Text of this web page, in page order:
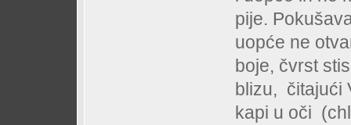
pije.
uopće ne
boje, čvrst
blizu, čitajući
kapi u oči